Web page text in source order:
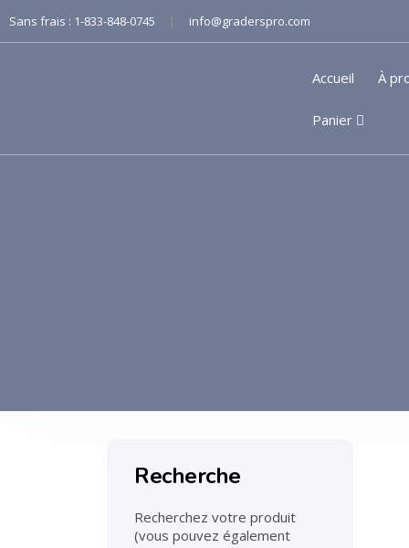
Sans frais : 1-833-848-0745 | info@graderspro.com
Accueil À
Panier
Recherche
Recherchez votre produit
(vous pouvez également